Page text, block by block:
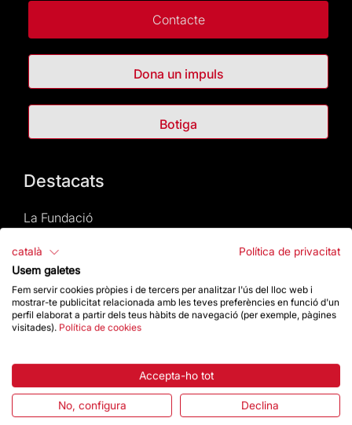
Contacte
Dona un impuls
Botiga
Destacats
La Fundació
Preguntes freqüents
Atenció al Visitant
Normativa i condicions de compra
Notícies i Actualitat
Agenda
català
Política de privacitat
Usem galetes
Fem servir cookies pròpies i de tercers per analitzar l'ús del lloc web i
mostrar-te publicitat relacionada amb les teves preferències en funció d'un
perfil elaborat a partir dels teus hàbits de navegació (per exemple, pàgines
visitades). Política de cookies
Accepta-ho tot
No, configura Declina